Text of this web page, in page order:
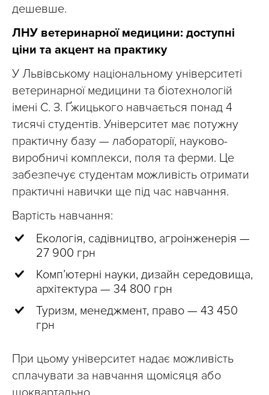
дешевше.
ЛНУ ветеринарної медицини: доступні
ціни та акцент на практику
У Львівському національному університеті
ветеринарної медицини та біотехнологій
імені С. З. Ґжицького навчається понад 4
тисячі студентів. Університет має потужну
практичну базу — лабораторії, науково-
виробничі комплекси, поля та ферми. Це
забезпечує студентам можливість отримати
практичні навички ще під час навчання.
Вартість навчання:
Екологія, садівництво, агроінженерія —
27 900 грн
Комп’ютерні науки, дизайн середовища,
архітектура — 34 800 грн
Туризм, менеджмент, право — 43 450
грн
При цьому університет надає можливість
сплачувати за навчання щомісяця або